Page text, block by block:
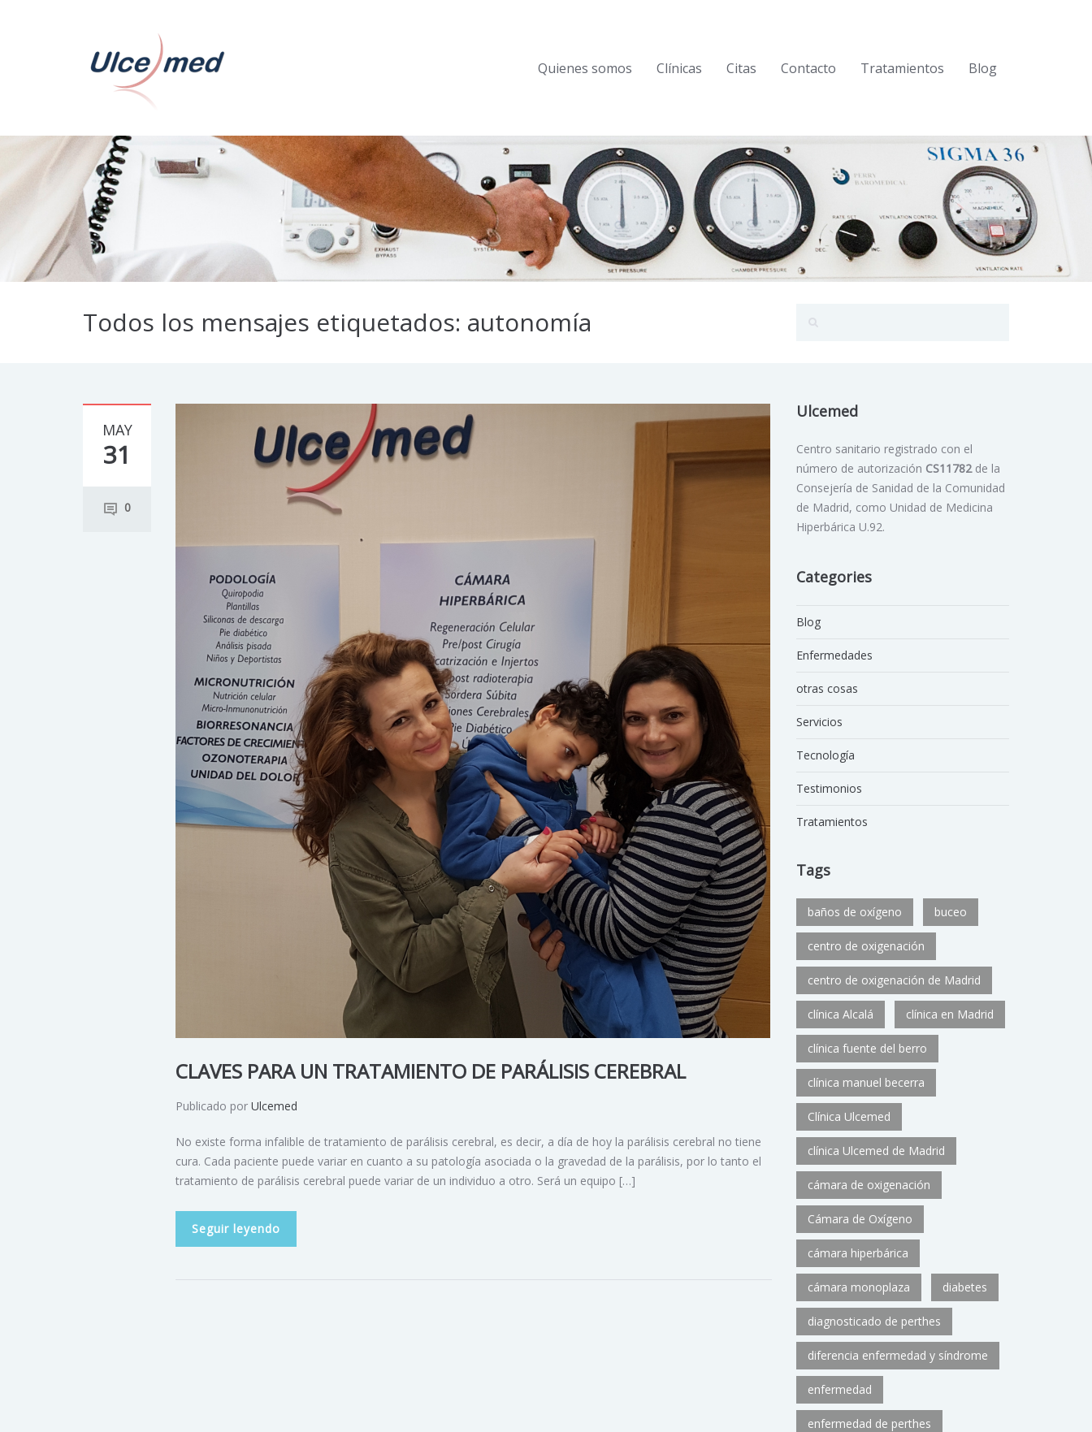
Quienes somos Clínicas Citas Contacto Tratamientos Blog
Todos los mensajes etiquetados: autonomía
MAY
31
0
CLAVES PARA UN TRATAMIENTO DE PARÁLISIS CEREBRAL
Publicado por Ulcemed
No existe forma infalible de tratamiento de parálisis cerebral, es decir, a día de hoy la parálisis cerebral no tiene
cura. Cada paciente puede variar en cuanto a su patología asociada o la gravedad de la parálisis, por lo tanto el
tratamiento de parálisis cerebral puede variar de un individuo a otro. Será un equipo […]
Seguir leyendo
Ulcemed
Centro sanitario registrado con el
número de autorización CS11782de la
Consejería de Sanidad de la Comunidad
de Madrid, como Unidad de Medicina
Hiperbárica U.92.
Categories
Blog
Enfermedades
otras cosas
Servicios
Tecnología
Testimonios
Tratamientos
Tags
baños de oxígeno buceo
centro de oxigenación
centro de oxigenación de Madrid
clínica Alcalá clínica en Madrid
clínica fuente del berro
clínica manuel becerra
Clínica Ulcemed
clínica Ulcemed de Madrid
cámara de oxigenación
Cámara de Oxígeno
cámara hiperbárica
cámara monoplaza diabetes
diagnosticado de perthes
diferencia enfermedad y síndrome
enfermedad
enfermedad de perthes